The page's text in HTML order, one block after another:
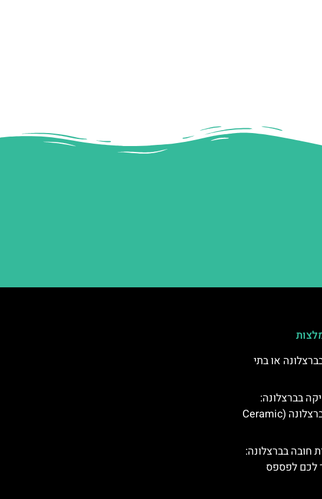
או בתי
בברצלונה:
יצירת קרמיקה בברצלונה (Ceramic
חובה בברצלונה:
לכם לפספס